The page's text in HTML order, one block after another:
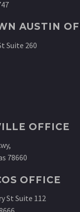
AUSTIN
Suite 260
OFFICE
78660
OFFICE
St Suite 112